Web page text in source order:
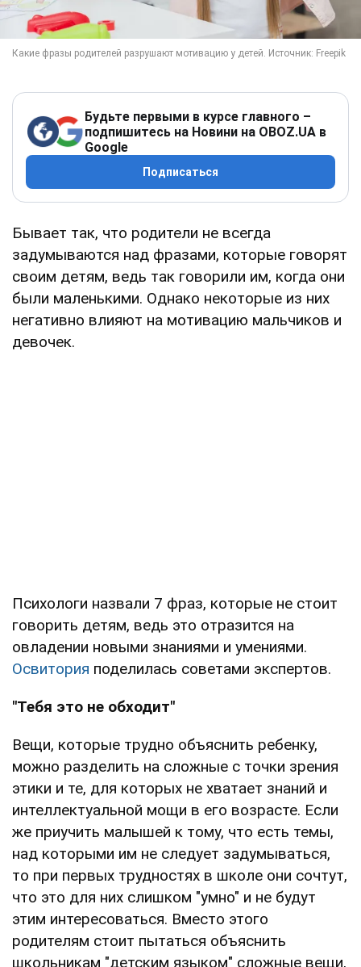
Будьте первыми в курсе главного –
подпишитесь на Новини на OBOZ.UA в
Google
Подписаться
Бывает так, что родители не всегда
задумываются над фразами, которые говорят
своим детям, ведь так говорили им, когда они
были маленькими. Однако некоторые из них
негативно влияют на мотивацию мальчиков и
девочек.
Психологи назвали 7 фраз, которые не стоит
говорить детям, ведь это отразится на
овладении новыми знаниями и умениями.
Освитория поделилась советами экспертов.
"Тебя это не обходит"
Вещи, которые трудно объяснить ребенку,
можно разделить на сложные с точки зрения
этики и те, для которых не хватает знаний и
интеллектуальной мощи в его возрасте. Если
же приучить малышей к тому, что есть темы,
над которыми им не следует задумываться,
то при первых трудностях в школе они сочтут,
что это для них слишком "умно" и не будут
этим интересоваться. Вместо этого
родителям стоит пытаться объяснить
школьникам "детским языком" сложные вещи,